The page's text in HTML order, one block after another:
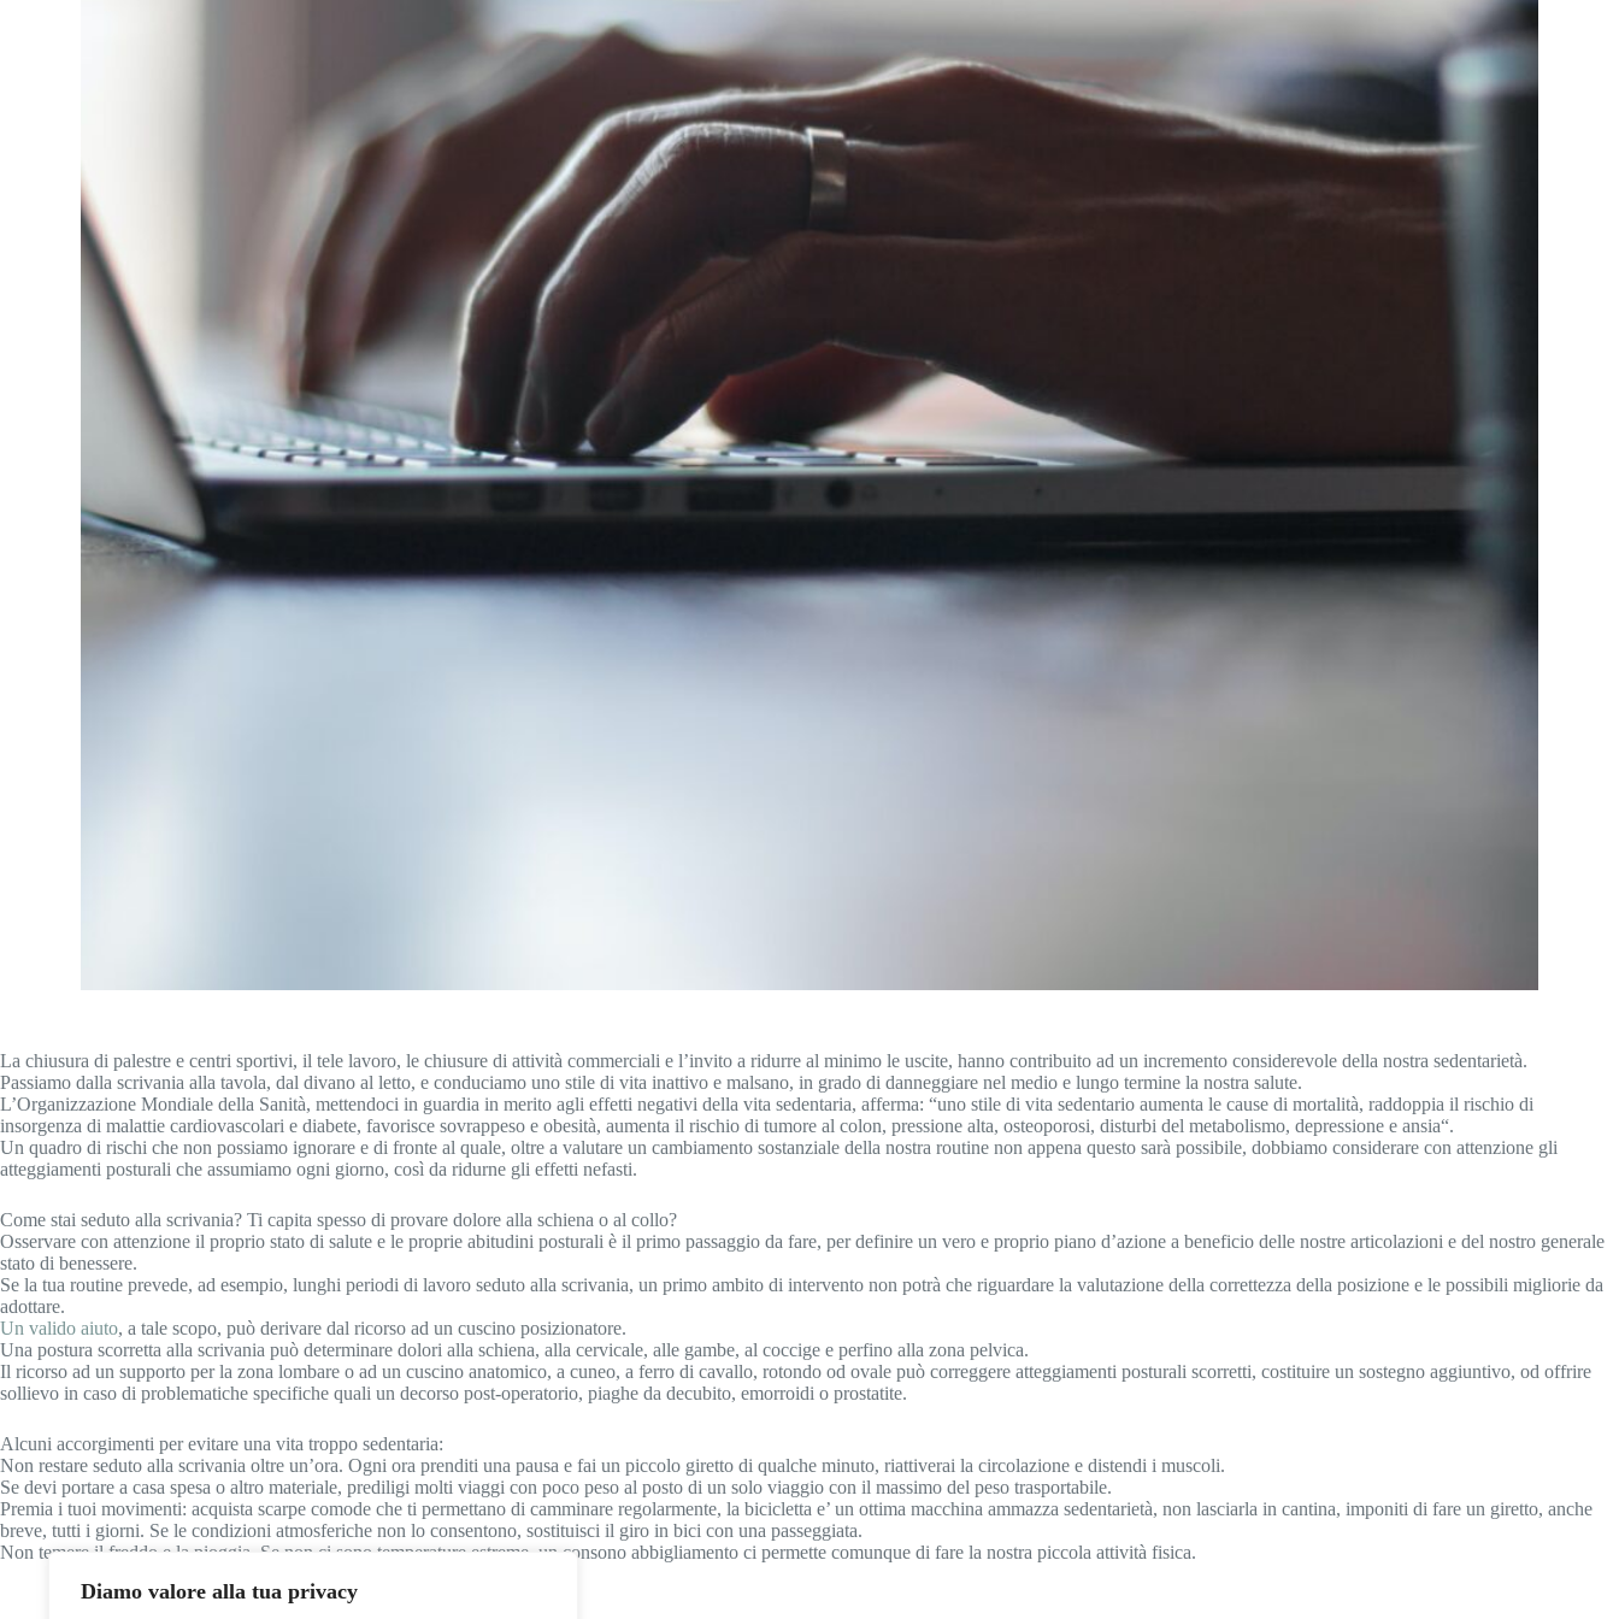
Diamo valore alla tua privacy
La chiusura di palestre e centri sportivi, il tele lavoro, le chiusure di attività commerciali e l’invito a ridurre al minimo le uscite, hanno contribuito ad un incremento considerevole della nostra sedentarietà.
Passiamo dalla scrivania alla tavola, dal divano al letto, e conduciamo uno stile di vita inattivo e malsano, in grado di danneggiare nel medio e lungo termine la nostra salute.
L’Organizzazione Mondiale della Sanità, mettendoci in guardia in merito agli effetti negativi della vita sedentaria, afferma: “uno stile di vita sedentario aumenta le cause di mortalità, raddoppia il rischio di
insorgenza di malattie cardiovascolari e diabete, favorisce sovrappeso e obesità, aumenta il rischio di tumore al colon, pressione alta, osteoporosi, disturbi del metabolismo, depressione e ansia“.
Un quadro di rischi che non possiamo ignorare e di fronte al quale, oltre a valutare un cambiamento sostanziale della nostra routine non appena questo sarà possibile, dobbiamo considerare con attenzione gli
atteggiamenti posturali che assumiamo ogni giorno, così da ridurne gli effetti nefasti.
Come stai seduto alla scrivania? Ti capita spesso di provare dolore alla schiena o al collo?
Osservare con attenzione il proprio stato di salute e le proprie abitudini posturali è il primo passaggio da fare, per definire un vero e proprio piano d’azione a beneficio delle nostre articolazioni e del nostro generale
stato di benessere.
Se la tua routine prevede, ad esempio, lunghi periodi di lavoro seduto alla scrivania, un primo ambito di intervento non potrà che riguardare la valutazione della correttezza della posizione e le possibili migliorie da
adottare.
Un valido aiuto, a tale scopo, può derivare dal ricorso ad un cuscino posizionatore.
Una postura scorretta alla scrivania può determinare dolori alla schiena, alla cervicale, alle gambe, al coccige e perfino alla zona pelvica.
Il ricorso ad un supporto per la zona lombare o ad un cuscino anatomico, a cuneo, a ferro di cavallo, rotondo od ovale può correggere atteggiamenti posturali scorretti, costituire un sostegno aggiuntivo, od offrire
sollievo in caso di problematiche specifiche quali un decorso post-operatorio, piaghe da decubito, emorroidi o prostatite.
Alcuni accorgimenti per evitare una vita troppo sedentaria:
Non restare seduto alla scrivania oltre un’ora. Ogni ora prenditi una pausa e fai un piccolo giretto di qualche minuto, riattiverai la circolazione e distendi i muscoli.
Se devi portare a casa spesa o altro materiale, prediligi molti viaggi con poco peso al posto di un solo viaggio con il massimo del peso trasportabile.
Premia i tuoi movimenti: acquista scarpe comode che ti permettano di camminare regolarmente, la bicicletta e’ un ottima macchina ammazza sedentarietà, non lasciarla in cantina, imponiti di fare un giretto, anche
breve, tutti i giorni. Se le condizioni atmosferiche non lo consentono, sostituisci il giro in bici con una passeggiata.
Non temere il freddo e la pioggia. Se non ci sono temperature estreme, un consono abbigliamento ci permette comunque di fare la nostra piccola attività fisica.